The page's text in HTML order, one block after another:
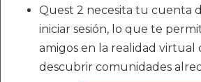
Quest 2 necesita tu cuenta
iniciar sesión, lo que te
amigos en la realidad virtual
descubrir comunidades